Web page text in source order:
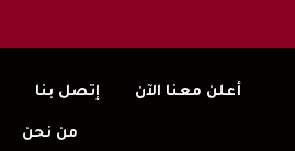
أعلن معنا الآن إتصل بنا
من نحن